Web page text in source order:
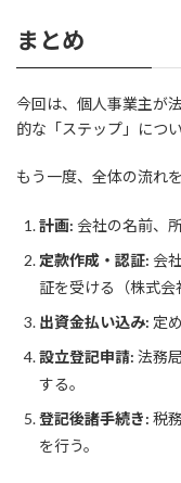
まとめ
今回は、個人事業主が
的な「ステップ」につ
もう一度、全体の流れ
計画: 会社の名前、
定款作成・認証: 会
証を受ける（株式会
出資金払い込み: 定
設立登記申請: 法務
する。
登記後諸手続き: 税
を行う。